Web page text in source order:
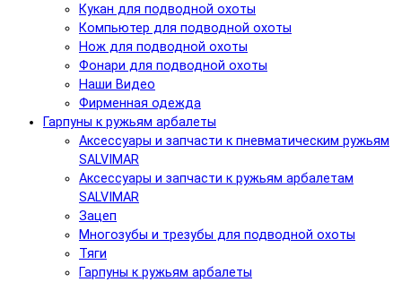
Кукан для подводной охоты
Компьютер для подводной охоты
Нож для подводной охоты
Фонари для подводной охоты
Наши Видео
Фирменная одежда
Гарпуны к ружьям арбалеты
Аксессуары и запчасти к пневматическим ружьям
SALVIMAR
Аксессуары и запчасти к ружьям арбалетам
SALVIMAR
Зацеп
Многозубы и трезубы для подводной охоты
Тяги
Гарпуны к ружьям арбалеты